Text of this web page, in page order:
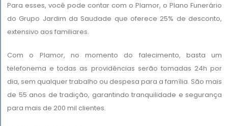
Para esses, você pode contar com o Plamor, o Plano Funerário
do Grupo Jardim da Saudade que oferece 25% de desconto,
extensivo aos familiares.
Com o Plamor, no momento do falecimento, basta um
telefonema e todas as providências serão tomadas 24h por
dia, sem qualquer trabalho ou despesa para a família. São mais
de 55 anos de tradição, garantindo tranquilidade e segurança
para mais de 200 mil clientes.